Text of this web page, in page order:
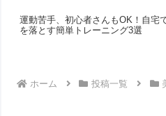
運動苦手、初心者さんもOK！自宅
を落とす簡単トレーニング3選
ホーム 投稿一覧